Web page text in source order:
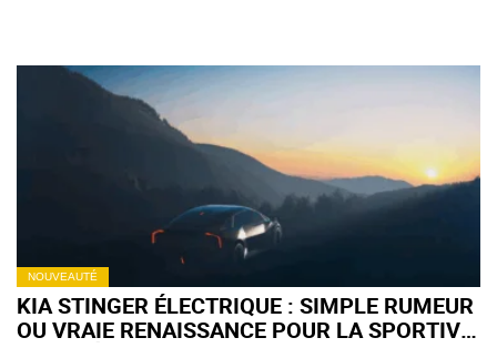
NOUVEAUTÉ
KIA STINGER ÉLECTRIQUE : SIMPLE RUMEUR
OU VRAIE RENAISSANCE POUR LA SPORTIVE